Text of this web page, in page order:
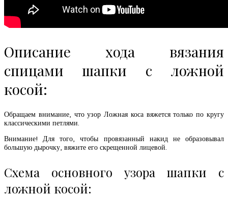
Описание хода вязания
спицами шапки с ложной
косой:
Обращаем внимание, что узор Ложная коса вяжется только по кругу
классическими петлями.
Внимание! Для того, чтобы провязанный накид не образовывал
большую дырочку, вяжите его скрещенной лицевой.
Схема основного узора шапки с
ложной косой: